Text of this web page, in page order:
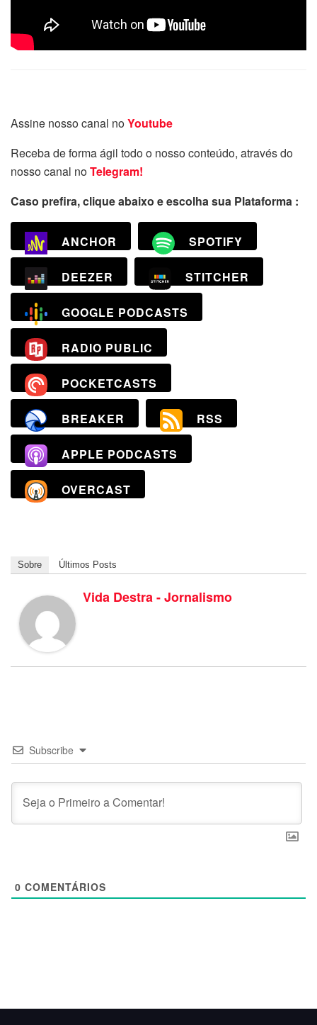
Assine nosso canal noYoutube
Receba de forma ágil todo o nosso conteúdo, através do
nosso canal noTelegram!
Caso prefira, clique abaixo e escolha sua Plataforma :
ANCHOR SPOTIFY
DEEZER STITCHER
GOOGLE PODCASTS
RADIO PUBLIC
POCKETCASTS
BREAKER RSS
APPLE PODCASTS
OVERCAST
Sobre Últimos Posts
Vida Destra - Jornalismo
Subscribe
0 COMENTÁRIOS